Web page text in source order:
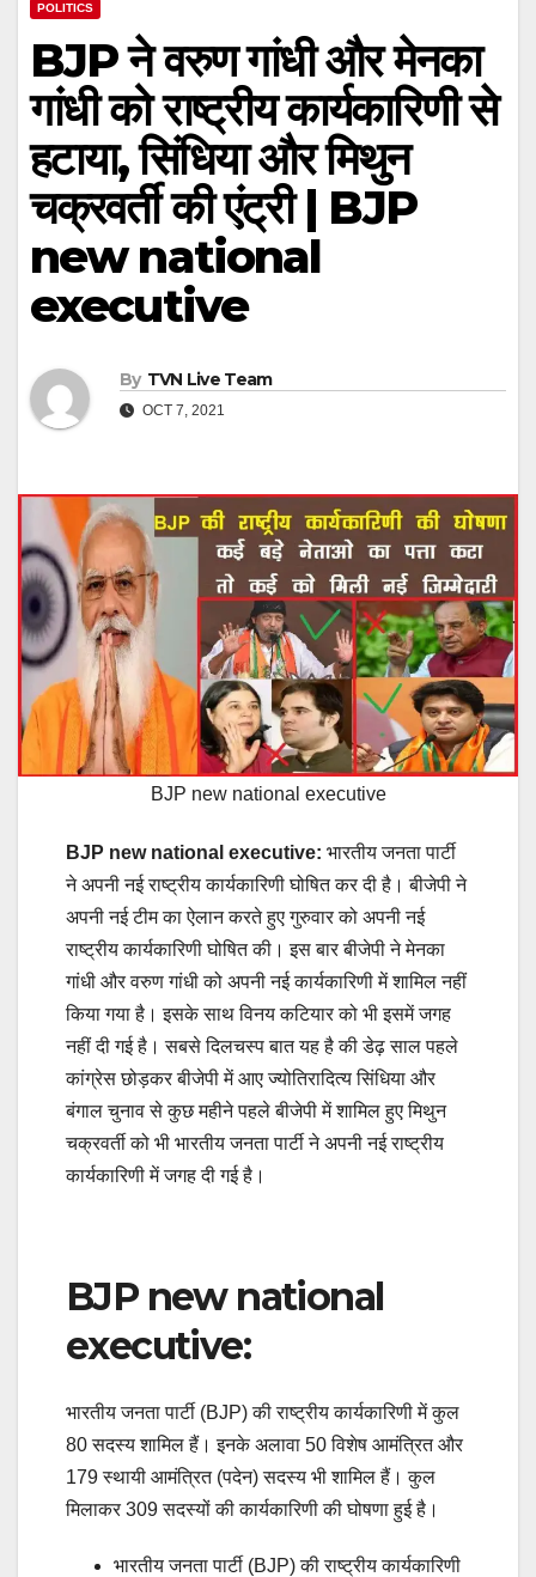
POLITICS
BJP ने वरुण गांधी और मेनका
गांधी को राष्ट्रीय कार्यकारिणी से
हटाया, सिंधिया और मिथुन
चक्रवर्ती की एंट्री | BJP
new national
executive
By TVN Live Team
OCT 7, 2021
BJP new national executive
BJP new national executive: भारतीय जनता पार्टी
ने अपनी नई राष्ट्रीय कार्यकारिणी घोषित कर दी है। बीजेपी ने
अपनी नई टीम का ऐलान करते हुए गुरुवार को अपनी नई
राष्ट्रीय कार्यकारिणी घोषित की। इस बार बीजेपी ने मेनका
गांधी और वरुण गांधी को अपनी नई कार्यकारिणी में शामिल नहीं
किया गया है। इसके साथ विनय कटियार को भी इसमें जगह
नहीं दी गई है। सबसे दिलचस्प बात यह है की डेढ़ साल पहले
कांग्रेस छोड़कर बीजेपी में आए ज्योतिरादित्य सिंधिया और
बंगाल चुनाव से कुछ महीने पहले बीजेपी में शामिल हुए मिथुन
चक्रवर्ती को भी भारतीय जनता पार्टी ने अपनी नई राष्ट्रीय
कार्यकारिणी में जगह दी गई है।
BJP new national
executive:
भारतीय जनता पार्टी (BJP) की राष्ट्रीय कार्यकारिणी में कुल
80 सदस्य शामिल हैं। इनके अलावा 50 विशेष आमंत्रित और
179 स्थायी आमंत्रित (पदेन) सदस्य भी शामिल हैं। कुल
मिलाकर 309 सदस्यों की कार्यकारिणी की घोषणा हुई है।
भारतीय जनता पार्टी (BJP) की राष्ट्रीय कार्यकारिणी